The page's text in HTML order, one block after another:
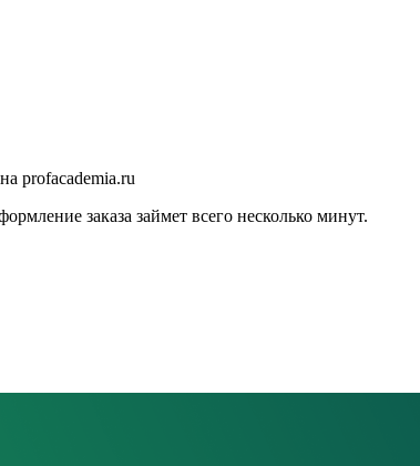
profacademia.ru
заказа займет всего несколько минут.